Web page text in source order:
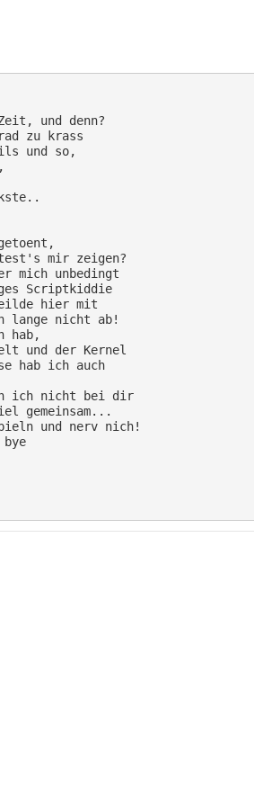
und denn?
zu krass
und so,
mir zeigen?
mich unbedingt
Scriptkiddie
hier mit
lange nicht ab!
hab,
und der Kernel
hab ich auch
ich nicht bei dir
gemeinsam...
und nerv nich!
bye